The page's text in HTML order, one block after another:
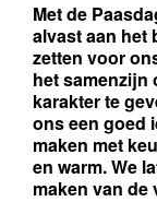
Met de
alvast aan het
zetten voor
het samenzijn
karakter te
ons een goed
maken met
en warm. We
maken van de